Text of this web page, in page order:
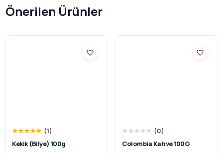
Önerilen Ürünler
★★★★★ (1)
Kekik (Bilye) 100g
★★★★★ (0)
Colombia Kahve 100G